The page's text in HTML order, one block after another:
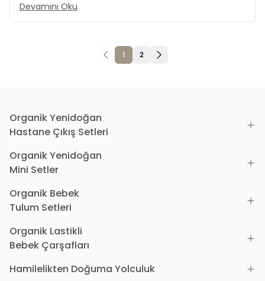
miniklerinizi konforlu, sağlıklı ve mevsime uygun
giydirmeniz için önerilerimizi sizlerle paylaşmak
Devamını Oku
1 2
Organik Yenidoğan
Hastane Çıkış Setleri
Organik Yenidoğan
Mini Setler
Organik Bebek
Tulum Setleri
Organik Lastikli
Bebek Çarşafları
Hamilelikten Doğuma Yolculuk